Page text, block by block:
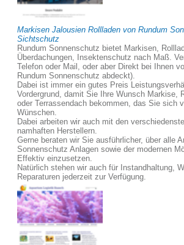
Markisen Jalousien Rollladen von Rundum
Sichtschutz
Rundum Sonnenschutz bietet Markisen,
Überdachungen, Insektenschutz nach Maß.
Telefon oder Mail, oder aber Direkt bei Ihnen
Rundum Sonnenschutz abdeckt).
Dabei ist immer ein gutes Preis
Vordergrund, damit Sie Ihre Wunsch Markise,
oder Terrassendach bekommen, das Sie sich
Wünschen.
Dabei arbeiten wir auch mit den
namhaften Herstellern.
Gerne beraten wir Sie ausführlicher, über alle
Sonnenschutz Anlagen sowie der modernen
Effektiv einzusetzen.
Natürlich stehen wir auch für Instandhaltung,
Reparaturen jederzeit zur Verfügung.